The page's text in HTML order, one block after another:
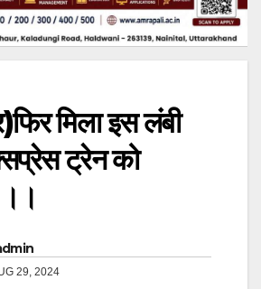
मिला इस लंबी
ट्रेन को
29, 2024